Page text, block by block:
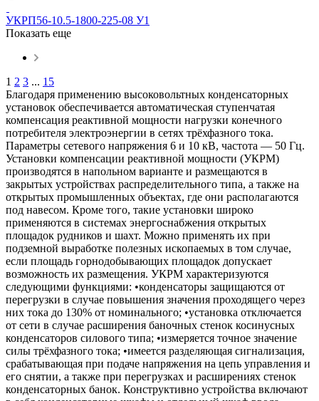
УКРП56-10.5-1800-225-08 У1
Показать еще
1 2 3 ... 15
Благодаря применению высоковольтных конденсаторных
установок обеспечивается автоматическая ступенчатая
компенсация реактивной мощности нагрузки конечного
потребителя электроэнергии в сетях трёхфазного тока.
Параметры сетевого напряжения 6 и 10 кВ, частота — 50 Гц.
Установки компенсации реактивной мощности (УКРМ)
производятся в напольном варианте и размещаются в
закрытых устройствах распределительного типа, а также на
открытых промышленных объектах, где они располагаются
под навесом. Кроме того, такие установки широко
применяются в системах энергоснабжения открытых
площадок рудников и шахт. Можно применять их при
подземной выработке полезных ископаемых в том случае,
если площадь горнодобывающих площадок допускает
возможность их размещения. УКРМ характеризуются
следующими функциями: •конденсаторы защищаются от
перегрузки в случае повышения значения проходящего через
них тока до 130% от номинального; •установка отключается
от сети в случае расширения баночных стенок косинусных
конденсаторов силового типа; •измеряется точное значение
силы трёхфазного тока; •имеется разделяющая сигнализация,
срабатывающая при подаче напряжения на цепь управления и
его снятии, а также при перегрузках и расширениях стенок
конденсаторных банок. Конструктивно устройства включают